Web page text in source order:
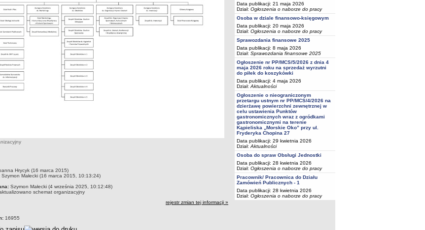
Hrycyk (16 marca 2015)
Szymon Małecki (16 marca 2015, 10:13:24)
Szymon Małecki (4 września 2025, 10:12:48)
schemat organizacyjny
rejestr zmian tej informacji »
16955
Data publikacji: 21 maja 2026
Dział: Ogłoszenia o naborze do pracy
Osoba w dziale finansowo-księgowym
Data publikacji: 20 maja 2026
Dział: Ogłoszenia o naborze do pracy
Sprawozdania finansowe 2025
Data publikacji: 8 maja 2026
Dział: Sprawozdania finansowe 2025
Ogłoszenie nr PP/MCS/5/2026 z dnia 4
maja 2026 roku na sprzedaż wyrzutni
do piłek do koszykówki
Data publikacji: 4 maja 2026
Dział: Aktualności
Ogłoszenie o nieograniczonym
przetargu ustnym nr PP/MCS/4/2026 na
dzierżawę powierzchni zewnętrznej w
celu ustawienia Punktów
gastronomicznych wraz z ogródkami
gastronomicznymi na terenie
Kąpieliska „Morskie Oko” przy ul.
Fryderyka Chopina 27
Data publikacji: 29 kwietnia 2026
Dział: Aktualności
Osoba do spraw Obsługi Jednostki
Data publikacji: 28 kwietnia 2026
Dział: Ogłoszenia o naborze do pracy
Pracownik/ Pracownica do Działu
Zamówień Publicznych - 1
Data publikacji: 28 kwietnia 2026
Dział: Ogłoszenia o naborze do pracy